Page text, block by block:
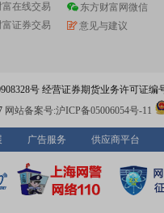
富在线交易
富证券交易
东方财富网微信
意见与建议
号 经营证券期货业务许可证编
网站备案号:沪ICP备05006054号-11
广告服务 供应商平台